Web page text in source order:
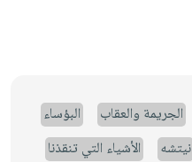
الجريمة والعقاب
البؤساء
نيتشه
الأشياء التي تنقذنا